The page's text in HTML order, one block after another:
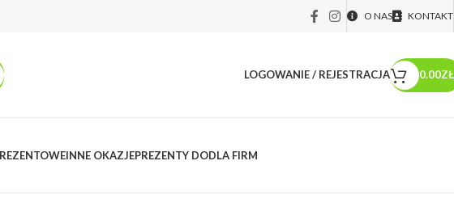
O NAS KONTAKT
LOGOWANIE / REJESTRACJA 0.00ZŁ
INNE OKAZJEPREZENTY DODLA FIRM